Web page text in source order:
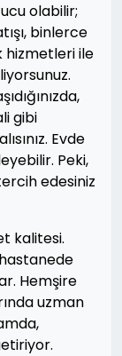
olabilir;
binlerce
hizmetleri ile
gibi
Evde
Peki,
edesiniz
kalitesi.
Hemşire
uzman